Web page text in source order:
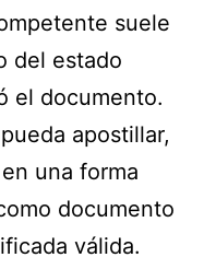
suele
del estado
el documento.
apostillar,
una forma
documento
válida.